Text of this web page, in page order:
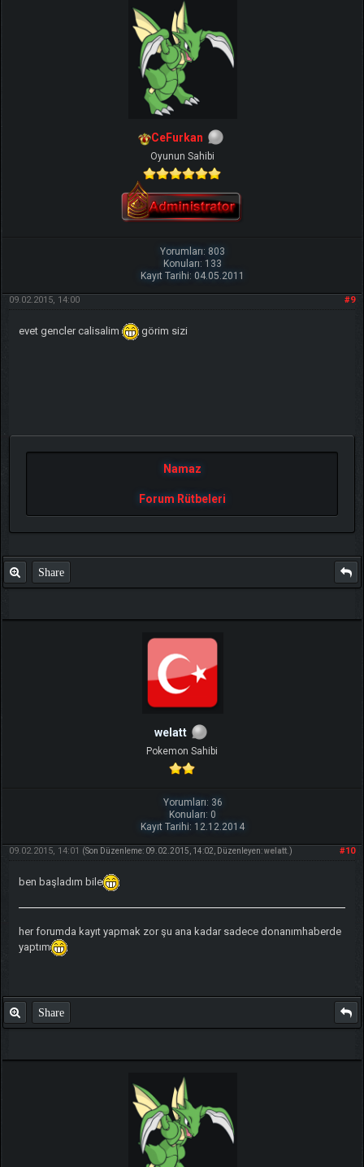
CeFurkan
Oyunun Sahibi
Yorumları: 803
Konuları: 133
Kayıt Tarihi: 04.05.2011
#9
09.02.2015, 14:00
evet gencler calisalim görim sizi
Namaz
Forum Rütbeleri
Share
welatt
Pokemon Sahibi
Yorumları: 36
Konuları: 0
Kayıt Tarihi: 12.12.2014
#10
09.02.2015, 14:01 (Son Düzenleme: 09.02.2015, 14:02, Düzenleyen:welatt.)
ben başladım bile
her forumda kayıt yapmak zor şu ana kadar sadece donanımhaberde
yaptım
Share